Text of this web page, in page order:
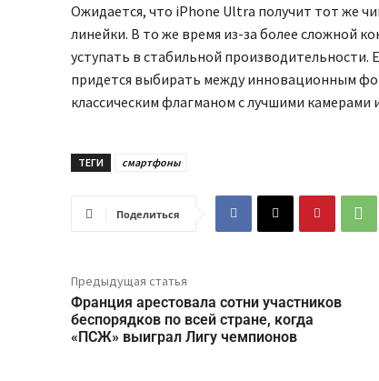
Ожидается, что iPhone Ultra получит тот же
линейки. В то же время из-за более сложной
уступать в стабильной производительности.
придется выбирать между инновационным
классическим флагманом с лучшими
ТЕГИ смартфоны
Поделиться
Предыдущая статья
Франция арестовала сотни участников
беспорядков по всей стране, когда
«ПСЖ» выиграл Лигу чемпионов